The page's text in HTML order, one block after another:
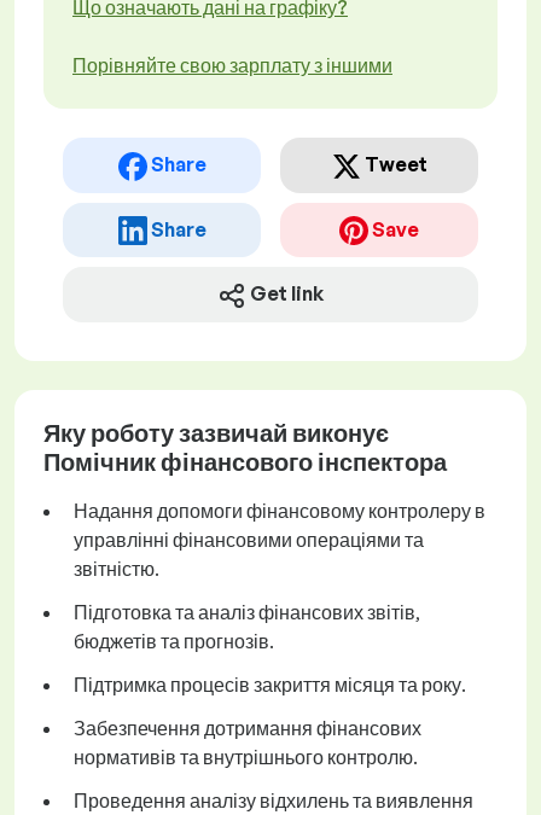
Що означають дані на графіку?
Порівняйте свою зарплату з іншими
Share Tweet
Share Save
Get link
Яку роботу зазвичай виконує
Помічник фінансового інспектора
Надання допомоги фінансовому контролеру в
управлінні фінансовими операціями та
звітністю.
Підготовка та аналіз фінансових звітів,
бюджетів та прогнозів.
Підтримка процесів закриття місяця та року.
Забезпечення дотримання фінансових
нормативів та внутрішнього контролю.
Проведення аналізу відхилень та виявлення